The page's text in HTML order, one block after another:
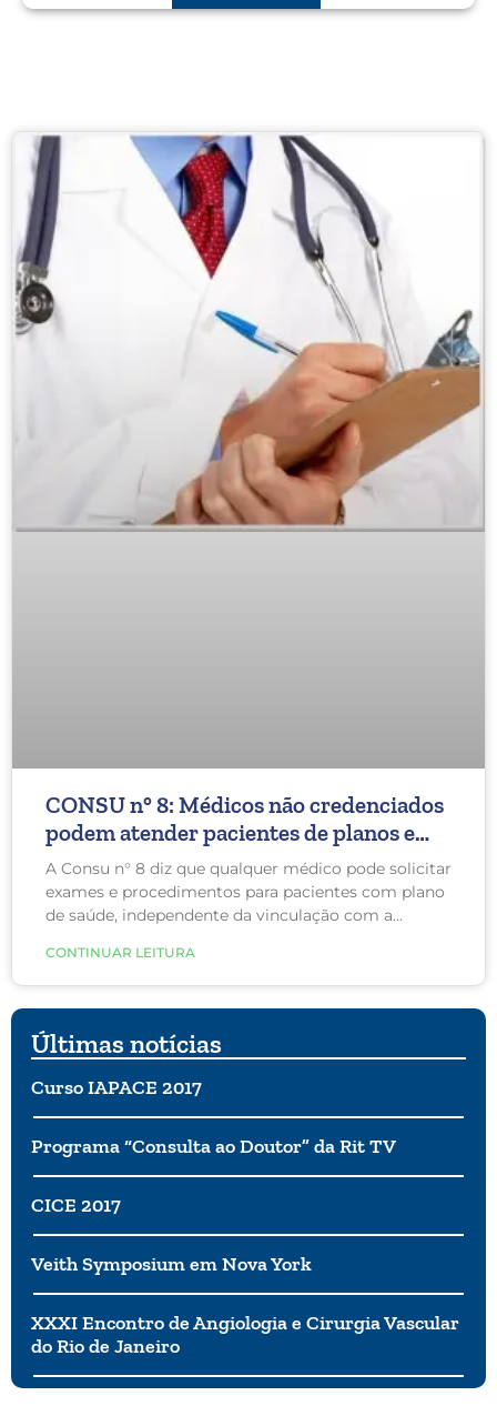
CONSU n° 8: Médicos não credenciados
podem atender pacientes de planos e
solicitar exames pela operadora
A Consu n° 8 diz que qualquer médico pode solicitar
exames e procedimentos para pacientes com plano
de saúde, independente da vinculação com a
CONTINUAR LEITURA
Últimas notícias
Curso IAPACE 2017
Programa “Consulta ao Doutor” da Rit TV
CICE 2017
Veith Symposium em Nova York
XXXI Encontro de Angiologia e Cirurgia Vascular
do Rio de Janeiro